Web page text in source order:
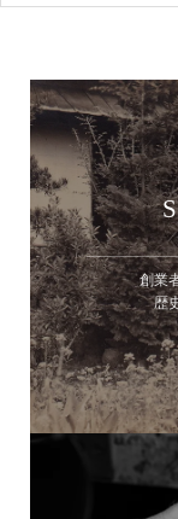
創業
歴